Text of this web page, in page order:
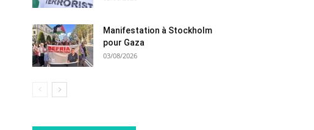
Manifestation à Stockholm
pour Gaza
03/08/2026